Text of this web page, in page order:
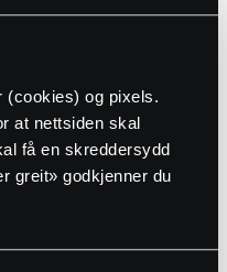
(cookies) og pixels.
at nettsiden skal
få en skreddersydd
greit» godkjenner du
20 0.1
32 0.2
40 0.2
50 0.3